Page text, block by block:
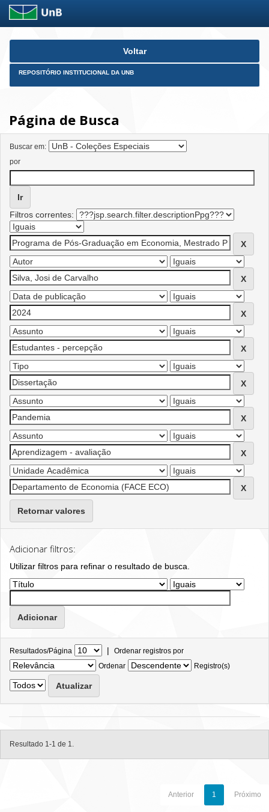
Skip
Voltar
REPOSITÓRIO INSTITUCIONAL DA UNB
Página de Busca
Buscar em:
por
Filtros correntes:
Retornar valores
Adicionar filtros:
Utilizar filtros para refinar o resultado de busca.
Resultados/Página | Ordenar registros por
Ordenar
Registro(s)
Resultado 1-1 de 1.
Anterior 1 Próximo